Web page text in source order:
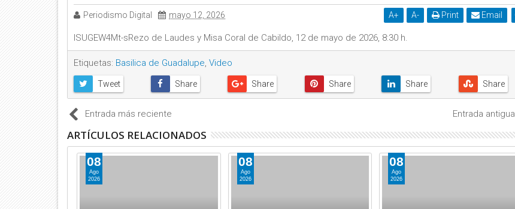
Periodismo Digital mayo 12, 2026 A+ A- Print Email
lSUGEW4Mt-sRezo de Laudes y Misa Coral de Cabildo, 12 de mayo de 2026, 8:30 h.
Etiquetas: Basilica de Guadalupe, Video
Entrada más reciente Entrada antigua
ARTÍCULOS RELACIONADOS
08
Ago
2026
08
Ago
2026
08
Ago
2026